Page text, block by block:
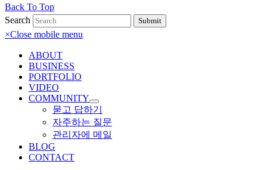
Back To Top
Search
Submit
×Close mobile menu
ABOUT
BUSINESS
PORTFOLIO
VIDEO
COMMUNITY
묻고 답하기
자주하는 질문
관리자에 메일
BLOG
CONTACT